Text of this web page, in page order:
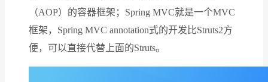
（AOP）的容器框架；Spring MVC就是一个MVC
框架，Spring MVC annotation式的开发比Struts2方
便，可以直接代替上面的Struts。